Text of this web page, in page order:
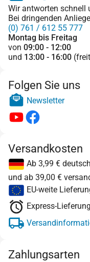
Wir antworten schnell
Bei dringenden
(0) 761 / 612 55 777
Montag bis Freitag
von 09:00 - 12:00
und 13:00 - 16:00
Folgen Sie uns
Newsletter
Versandkosten
Ab 3,99 €
und ab 39,00 €
EU-weite
Express-
Zahlungsarten